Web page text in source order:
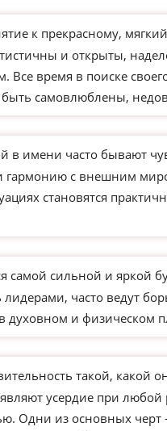
к прекрасному,
и открыты,
Все время в поиске
самовлюблены,
в имени часто бывают
гармонию с внешним
становятся
самой сильной и яркой
часто ведут
духовном и физическом
такой, какой
усердие при любой
Одни из основных